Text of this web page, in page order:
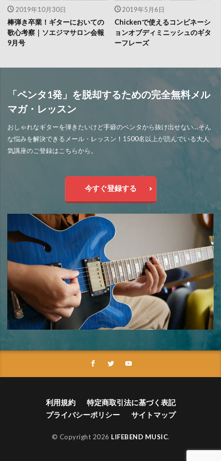
2019年10月30日
棒弾き卒業！ギターにおいての
歌心考察｜ソエジマサロン会報
9月号
2019年5月6日
Chickenで使えるコンビネーシ
ョンオブディミニッシュのギタ
ーフレーズ
「ペンタ1発」を脱却するための完全無料メル
マガ・レッスン
おしゃれなギターを弾きたいけど手癖のペンタから抜け出せない…そん
な悩みを解決できるメール・レッスン！1500名以上が読んでいる大人
気講座のご登録はこちらから。
今すぐ登録する
利用規約
特定商取引法に基づく表記
プライバシーポリシー
サイトマップ
© Copyright 2026 LIFEBEND MUSIC.